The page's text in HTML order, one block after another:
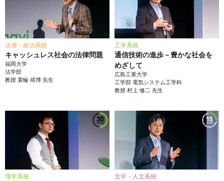
法律・政治系統
キャッシュレス社会の法律問題
福岡大学
法学部
教授 蓑輪 靖博先生
工学系統
通信技術の進歩－豊かな社会を
めざして
広島工業大学
工学部 電気システム工学科
教授 村上 修二 先生
理学系統 文学・人文系統